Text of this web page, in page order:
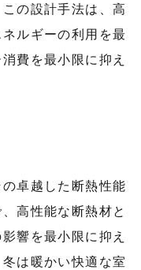
の設計手法は、高
ルギーの利用を最
費を最小限に抑え
卓越した断熱性能
高性能な断熱材と
響を最小限に抑え
は暖かい快適な室